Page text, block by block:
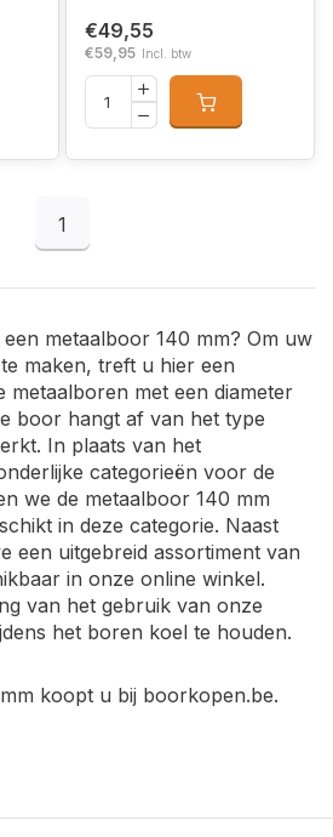
€49,55
€59,95 Incl. btw
1
metaalboor 140 mm? Om uw
maken, treft u hier een
metaalboren met een diameter
boor hangt af van het type
In plaats van het
categorieën voor de
we de metaalboor 140 mm
in deze categorie. Naast
een uitgebreid assortiment van
in onze online winkel.
van het gebruik van onze
het boren koel te houden.
koopt u bij boorkopen.be.